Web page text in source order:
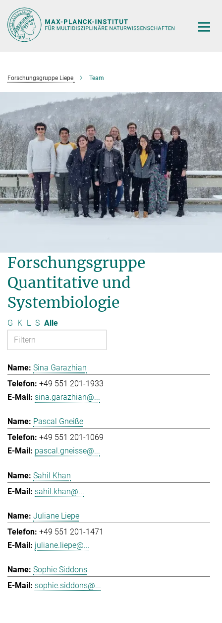
Hauptinhalt
Forschungsgruppe Liepe Team
Forschungsgruppe
Quantitative und
Systembiologie
G K L S Alle
Sina Garazhian
+49 551 201-1933
sina.garazhian@...
Pascal Gneiße
+49 551 201-1069
pascal.gneisse@...
Sahil Khan
sahil.khan@...
Juliane Liepe
+49 551 201-1471
juliane.liepe@...
Sophie Siddons
sophie.siddons@...